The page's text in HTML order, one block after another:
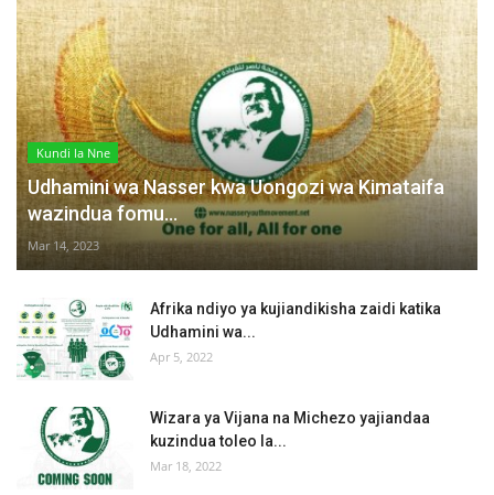
Kundi la Nne
Udhamini wa Nasser kwa Uongozi wa Kimataifa
wazindua fomu...
Mar 14, 2023
Afrika ndiyo ya kujiandikisha zaidi katika
Udhamini wa...
Apr 5, 2022
Wizara ya Vijana na Michezo yajiandaa
kuzindua toleo la...
Mar 18, 2022